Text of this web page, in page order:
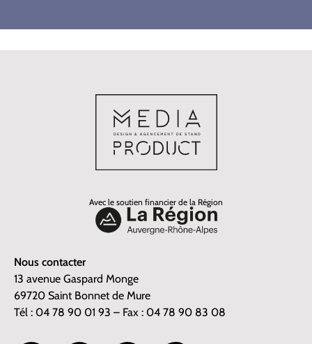
Avec le soutien financier de la Région
Nous contacter
13 avenue Gaspard Monge
69720 Saint Bonnet de Mure
Tél : 04 78 90 01 93 – Fax : 04 78 90 83 08